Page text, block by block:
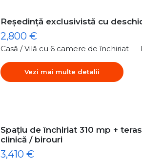
Reședință exclusivistă cu
2,800 €
Casă / Vilă cu 6 camere de închiriat
Vezi mai multe detalii
Spațiu de închiriat 310 mp +
clinică / birouri
3,410 €